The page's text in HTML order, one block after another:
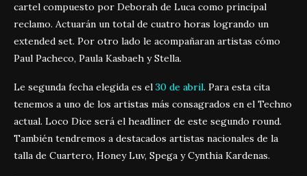
cartel compuesto por Deborah de Luca como principal
reclamo. Actuarán un total de cuatro horas logrando un
extended set. Por otro lado le acompañaran artistas cómo
Paul Pacheco, Paula Kasbaeh y Stella.
Le segunda fecha elegida es el 30 de abril. Para esta cita
tenemos a uno de los artistas más consagrados en el Techno
actual. Loco Dice será el headliner de este segundo round.
También tendremos a destacados artistas nacionales de la
talla de Cuartero, Honey Luv, Spega y Cynthia Kardenas.